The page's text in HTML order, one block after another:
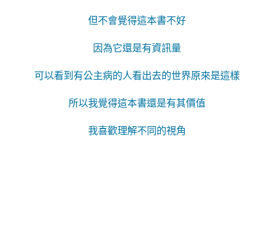
但不會覺得這本書不好
因為它還是有資訊量
可以看到有公主病的人看出去的世界原來是這樣
所以我覺得這本書還是有其價值
我喜歡理解不同的視角